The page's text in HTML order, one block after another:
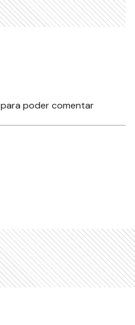
para poder comentar